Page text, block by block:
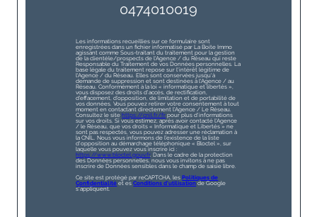
0474010019
Les informations recueillies sur ce formulaire sont
enregistrées dans un fichier informatisé par La Boite Immo
agissant comme Sous-traitant du traitement pour la gestion
de la clientèle/prospects de l'Agence / du Réseau qui reste
Responsable du Traitement de vos Données personnelles. La
base légale du traitement repose sur l'intérêt légitime de
l'Agence / du Réseau. Elles sont conservées jusqu'à
demande de suppression et sont destinées à l'Agence / au
Réseau. Conformément à la loi « informatique et libertés »,
vous disposez des droits d’accès, de rectification,
d’effacement, d’opposition, de limitation et de portabilité de
vos données. Vous pouvez retirer votre consentement à tout
moment en contactant directement l’Agence / Le Réseau.
Consultez le site https://cnil.fr/fr pour plus d’informations
sur vos droits. Si vous estimez, après avoir contacté l'Agence
/ le Réseau, que vos droits « Informatique et Libertés » ne
sont pas respectés, vous pouvez adresser une réclamation à
la CNIL. Nous vous informons de l’existence de la liste
d'opposition au démarchage téléphonique « Bloctel », sur
laquelle vous pouvez vous inscrire ici :
https://www.bloctel.gouv.fr. Dans le cadre de la protection
des Données personnelles, nous vous invitons à ne pas
inscrire de Données sensibles dans le champ de saisie libre.
Ce site est protégé par reCAPTCHA, les Politiques de
Confidentialité et esConditions d'utilisation de Google
s'appliquent.